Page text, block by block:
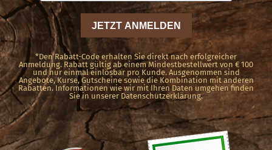
der
Produktseite
gewählt
werden
*Den Rabatt-Code erhalten Sie direkt nach erfolgreicher
Anmeldung. Rabatt gültig ab einem Mindestbestellwert von € 100
und nur einmal einlösbar pro Kunde. Ausgenommen sind
Angebote, Kurse, Gutscheine sowie die Kombination mit anderen
Rabatten. Informationen wie wir mit Ihren Daten umgehen finden
Sie in unserer Datenschutzerklärung.